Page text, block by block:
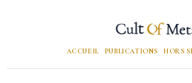
ACCUEIL PUBLICATIONS HORS